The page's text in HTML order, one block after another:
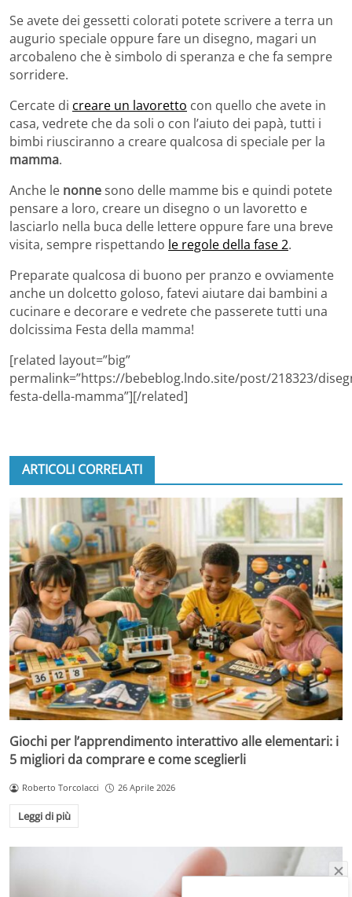
Se avete dei gessetti colorati potete scrivere a terra un
augurio speciale oppure fare un disegno, magari un
arcobaleno che è simbolo di speranza e che fa sempre
sorridere.
Cercate di creare un lavoretto con quello che avete in
casa, vedrete che da soli o con l’aiuto dei papà, tutti i
bimbi riusciranno a creare qualcosa di speciale per la
mamma.
Anche le nonnesono delle mamme bis e quindi potete
pensare a loro, creare un disegno o un lavoretto e
lasciarlo nella buca delle lettere oppure fare una breve
visita, sempre rispettando le regole della fase 2.
Preparate qualcosa di buono per pranzo e ovviamente
anche un dolcetto goloso, fatevi aiutare dai bambini a
cucinare e decorare e vedrete che passerete tutti una
dolcissima Festa della mamma!
[related layout=”big”
permalink=”https://bebeblog.lndo.site/post/218323/
festa-della-mamma”][/related]
ARTICOLI CORRELATI
Giochi per l’apprendimento interattivo alle elementari: i
5 migliori da comprare e come sceglierli
Roberto Torcolacci 26 Aprile 2026
Leggi di più